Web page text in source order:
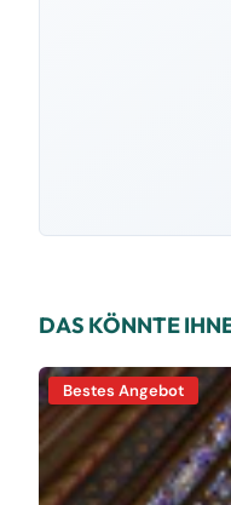
DAS KÖNNTE
Bestes Angebot